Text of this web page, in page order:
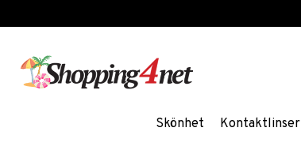
Skönhet Kontaktlinser